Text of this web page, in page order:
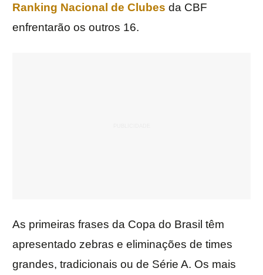
Ranking Nacional de Clubes da CBF
enfrentarão os outros 16.
As primeiras frases da Copa do Brasil têm
apresentado zebras e eliminações de times
grandes, tradicionais ou de Série A. Os mais